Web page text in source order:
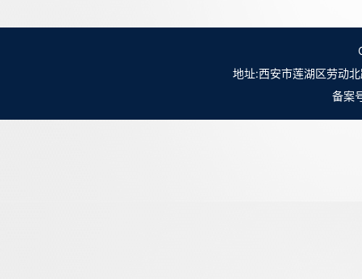
地址:西安市莲湖区劳动
备案